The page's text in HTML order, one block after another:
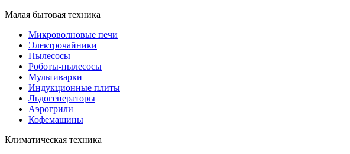
Малая бытовая техника
Микроволновые печи
Электрочайники
Пылесосы
Роботы-пылесосы
Мультиварки
Индукционные плиты
Льдогенераторы
Аэрогрили
Кофемашины
Климатическая техника